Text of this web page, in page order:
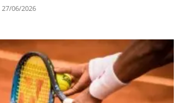
27/06/2026